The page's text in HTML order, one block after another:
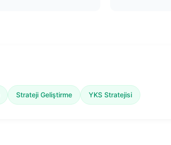
Strateji Geliştirme YKS Stratejisi